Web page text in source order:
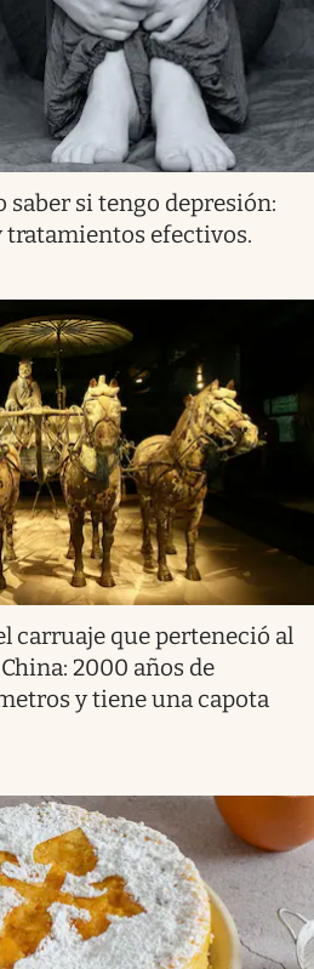
saber si tengo depresión:
efectivos.
carruaje que perteneció al
2000 años de
y tiene una capota